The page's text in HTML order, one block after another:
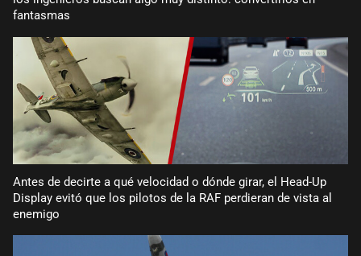
fantasmas
Antes de decirte a qué velocidad o dónde girar, el Head-Up
Display evitó que los pilotos de la RAF perdieran de vista al
enemigo